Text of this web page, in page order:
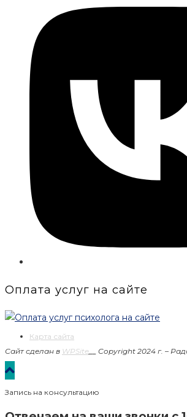
Оплата услуг на сайте
Карта сайта
Сайт сделан в WPSite Copyright 2024 г. –
Запись на консультацию